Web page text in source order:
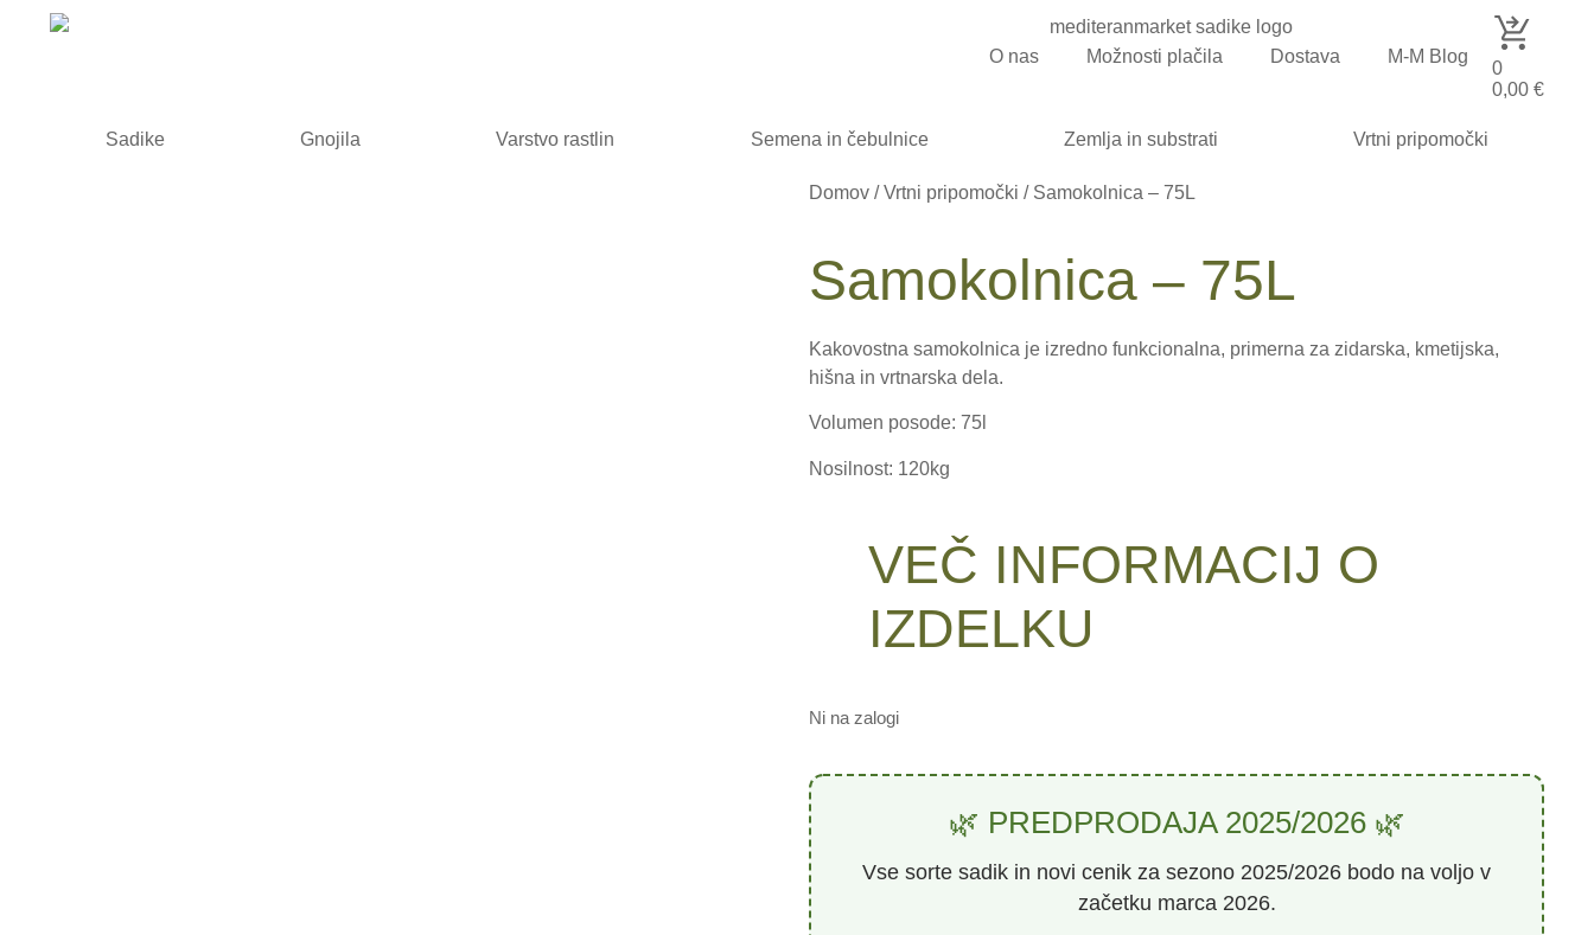
O nas Možnosti plačila Dostava M-M Blog
0
0,00 €
Sadike Gnojila Varstvo rastlin Semena in čebulnice Zemlja in substrati Vrtni pripomočki
Domov /Vrtni pripomočki / Samokolnica – 75L
Samokolnica – 75L
Kakovostna samokolnica je izredno funkcionalna, primerna za zidarska, kmetijska,
hišna in vrtnarska dela.
Volumen posode: 75l
Nosilnost: 120kg
VEČ INFORMACIJ O
IZDELKU
Ni na zalogi
🌿 PREDPRODAJA 2025/2026 🌿
Vse sorte sadik in novi cenik za sezono 2025/2026 bodo na voljo v
začetku marca 2026.